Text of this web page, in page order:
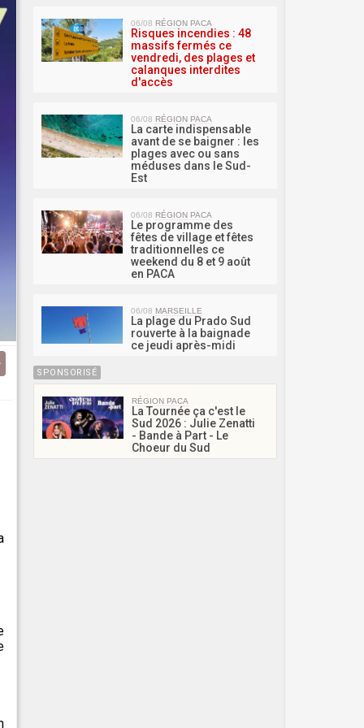
06/08 RÉGION PACA
Risques incendies : 48
massifs fermés ce
vendredi, des plages et
calanques interdites
d'accès
06/08 RÉGION PACA
La carte indispensable
avant de se baigner : les
plages avec ou sans
méduses dans le Sud-
Est
06/08 RÉGION PACA
Le programme des
fêtes de village et fêtes
traditionnelles ce
weekend du 8 et 9 août
en PACA
06/08 MARSEILLE
La plage du Prado Sud
rouverte à la baignade
ce jeudi après-midi
SPONSORISÉ
RÉGION PACA
La Tournée ça c'est le
Sud 2026 : Julie Zenatti
- Bande à Part - Le
Choeur du Sud